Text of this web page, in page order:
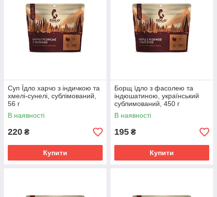
Суп Їдло харчо з індичкою та
хмелі-сунелі, сублімований,
56 г
В наявності
220 ₴
Купити
Борщ їдло з фасолею та
індюшатиною, український
сублимований, 450 г
В наявності
195 ₴
Купити